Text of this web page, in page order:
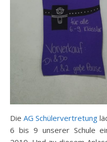
DieAG Schülervertretung
6 bis 9 unserer Schule